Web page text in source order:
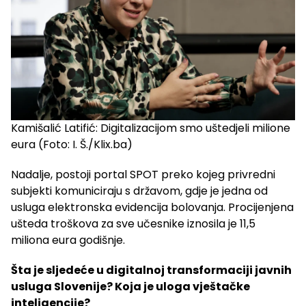
Kamišalić Latifić: Digitalizacijom smo uštedjeli milione
eura (Foto: I. Š./Klix.ba)
Nadalje, postoji portal SPOT preko kojeg privredni
subjekti komuniciraju s državom, gdje je jedna od
usluga elektronska evidencija bolovanja. Procijenjena
ušteda troškova za sve učesnike iznosila je 11,5
miliona eura godišnje.
Šta je sljedeće u digitalnoj transformaciji javnih
usluga Slovenije? Koja je uloga vještačke
inteligencije?